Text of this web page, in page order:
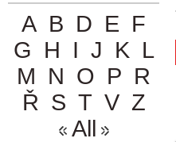
A B D E F
G H I J K L
M N O P R
Ř S T V Z
All